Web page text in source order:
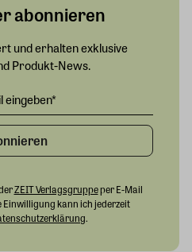
abonnieren
und erhalten exklusive
Produkt-News.
ZEIT Verlagsgruppeper E-Mail
kann ich jederzeit
.